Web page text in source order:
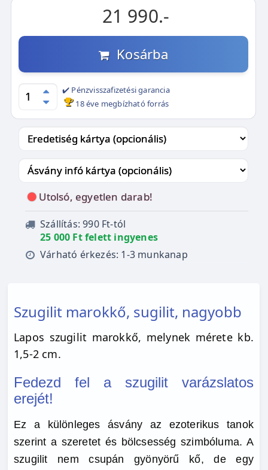
21 990.-
Kosárba
✔️ Pénzvisszafizetési garancia
18 éve megbízható forrás
Utolsó, egyetlen darab!
Szállítás: 990 Ft-tól
25 000 Ft felett ingyenes
Várható érkezés: 1-3 munkanap
Szugilit marokkő, sugilit, nagyobb
Lapos szugilit marokkő, melynek mérete kb.
1,5-2 cm.
Fedezd fel a szugilit varázslatos
erejét!
Ez a különleges ásvány az ezoterikus tanok
szerint a szeretet és bölcsesség szimbóluma. A
szugilit nem csupán gyönyörű kő, de egy